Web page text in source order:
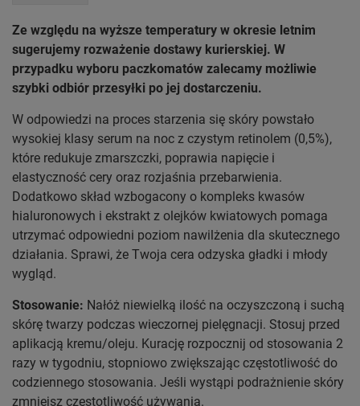
Ze względu na wyższe temperatury w okresie letnim
sugerujemy rozważenie dostawy kurierskiej. W
przypadku wyboru paczkomatów zalecamy możliwie
szybki odbiór przesyłki po jej dostarczeniu.
W odpowiedzi na proces starzenia się skóry powstało
wysokiej klasy serum na noc z czystym retinolem (0,5%),
które redukuje zmarszczki, poprawia napięcie i
elastyczność cery oraz rozjaśnia przebarwienia.
Dodatkowo skład wzbogacony o kompleks kwasów
hialuronowych i ekstrakt z olejków kwiatowych pomaga
utrzymać odpowiedni poziom nawilżenia dla skutecznego
działania. Sprawi, że Twoja cera odzyska gładki i młody
wygląd.
Stosowanie: Nałóż niewielką ilość na oczyszczoną i suchą
skórę twarzy podczas wieczornej pielęgnacji. Stosuj przed
aplikacją kremu/oleju. Kurację rozpocznij od stosowania 2
razy w tygodniu, stopniowo zwiększając częstotliwość do
codziennego stosowania. Jeśli wystąpi podrażnienie skóry
zmniejsz częstotliwość używania.